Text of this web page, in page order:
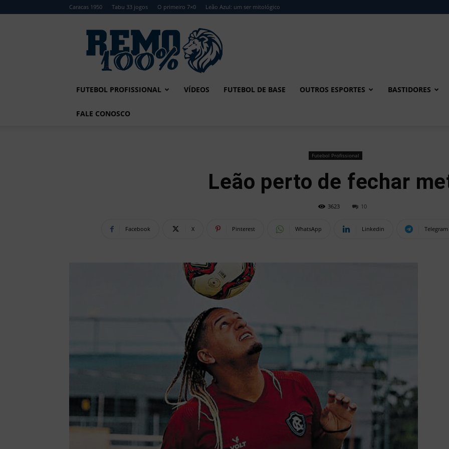
Caracas 1950 Tabu 33 jogos O primeiro 7×0 Leão Azul: um ser mitológico
Remo
FUTEBOL PROFISSIONAL VÍDEOS FUTEBOL DE BASE OUTROS ESPORTES BASTIDORES
FALE CONOSCO
Futebol Profissional
Leão perto de fechar
3623 10
Facebook X Pinterest WhatsApp Linkedin Telegram